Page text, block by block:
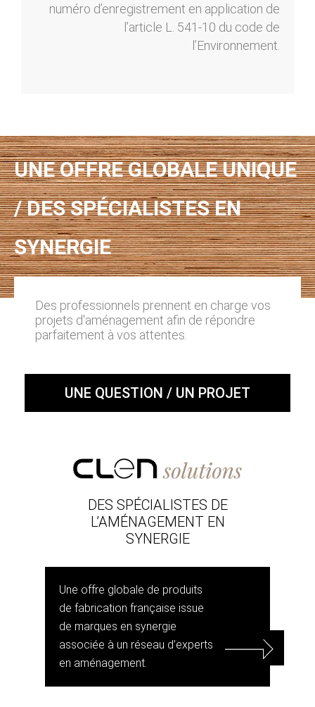
numéro d’enregistrement en application de
l’article L. 541-10 du code de
l’Environnement.
UNE OFFRE GLOBALE UNIQUE
/ DES SPÉCIALISTES EN
SYNERGIE
Des professionnels prennent en charge vos
projets d'aménagement afin de répondre
parfaitement à vos attentes.
UNE QUESTION / UN PROJET
DES SPÉCIALISTES DE
L’AMÉNAGEMENT EN
SYNERGIE
Une offre globale de produits
de fabrication française issue
de marques en synergie
associée à un réseau d’experts
en aménagement.